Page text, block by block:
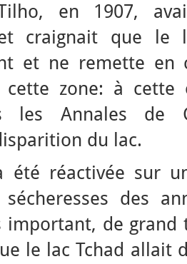
en 1907,
craignait que le
et ne remette en
cette zone: à cette
les Annales de
du lac.
été réactivée sur
sécheresses des
important, de grand
le lac Tchad allait